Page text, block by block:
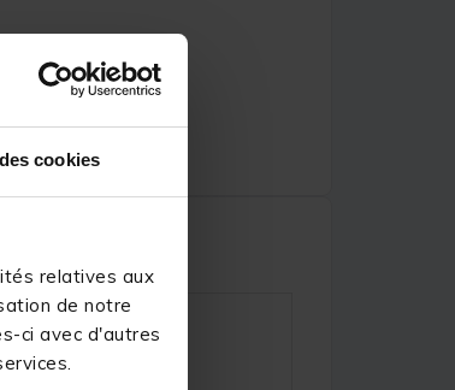
cookies
relatives aux
de notre
ci avec d'autres